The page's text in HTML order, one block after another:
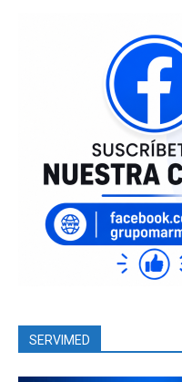
SERVIMED